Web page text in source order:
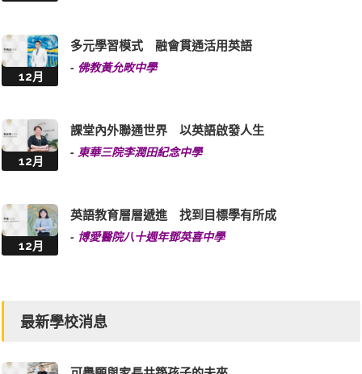
12月
多元學習模式 融會貫通活用英語
- 佛教黃允畋中學
12月
課堂內外聯通世界 以英語啟發人生
- 東華三院李潤田紀念中學
12月
英語教育層層遞進 找到目標學有所成
- 博愛醫院八十週年鄧英喜中學
最新學校消息